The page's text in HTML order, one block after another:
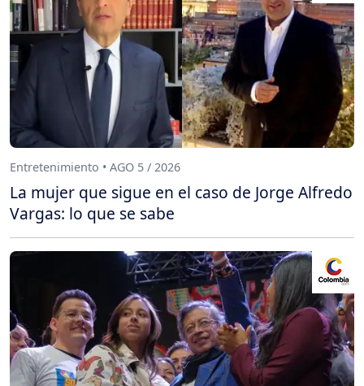
Entretenimiento • AGO 5 / 2026
La mujer que sigue en el caso de Jorge Alfredo
Vargas: lo que se sabe